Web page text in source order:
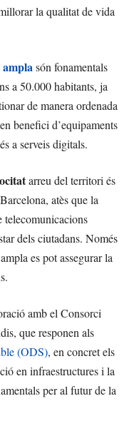
la qualitat de vida
amplasón fonamentals
a 50.000 habitants, ja
de manera ordenada
benefici d’equipaments
a serveis digitals.
arreu del territori és
atès que la
telecomunicacions
dels ciutadans. Només
es pot assegurar la
amb el Consorci
que responen als
(ODS), en concret els
en infraestructures i la
per al futur de la